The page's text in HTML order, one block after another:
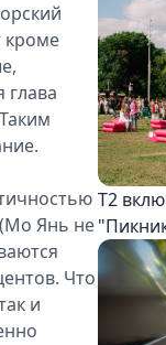
кроме
глава
(Мо Янь не
Что
и
Т2